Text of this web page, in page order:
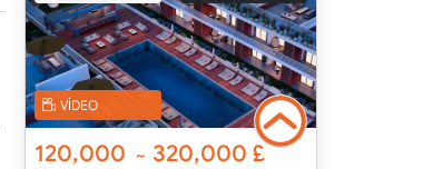
VİDEO
120,000 ~ 320,000£